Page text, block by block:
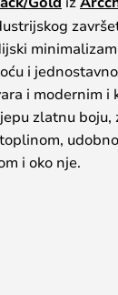
i
i modernim i
zlatnu boju,
i oko nje.